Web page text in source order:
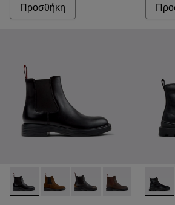
Προσθήκη
Dean - K300492-001 - Μαύρα
Dean - K300492-007
Dean - K300492-005
Dean -